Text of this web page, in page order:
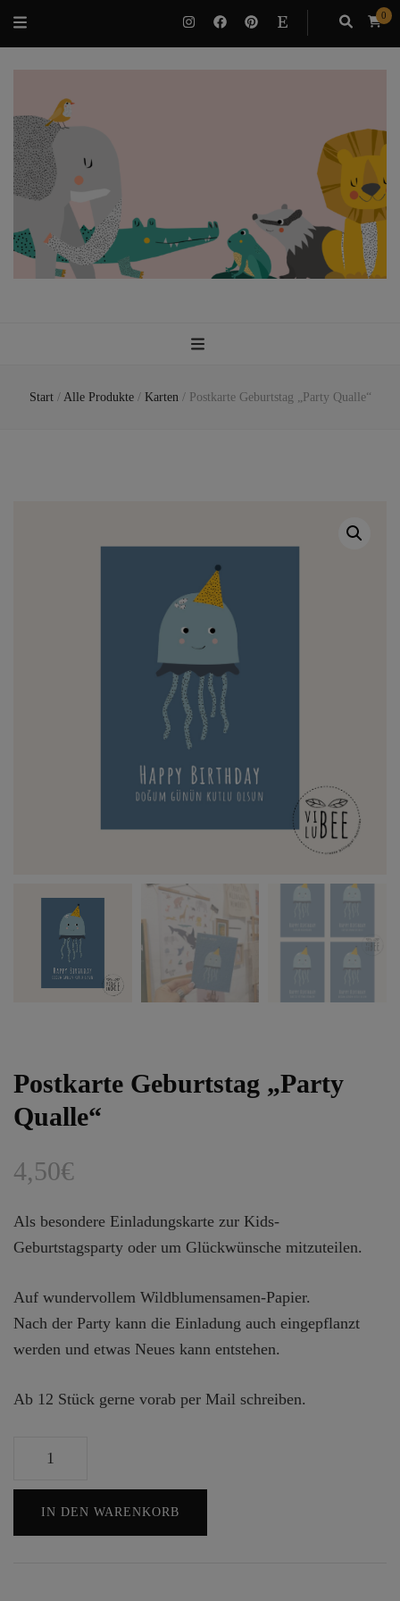
0
Start / Alle Produkte / Karten / Postkarte Geburtstag „Party Qualle“
Postkarte Geburtstag „Party
Qualle“
4,50€
Als besondere Einladungskarte zur Kids-
Geburtstagsparty oder um Glückwünsche mitzuteilen.
Auf wundervollem Wildblumensamen-Papier.
Nach der Party kann die Einladung auch eingepflanzt
werden und etwas Neues kann entstehen.
Ab 12 Stück gerne vorab per Mail schreiben.
IN DEN WARENKORB